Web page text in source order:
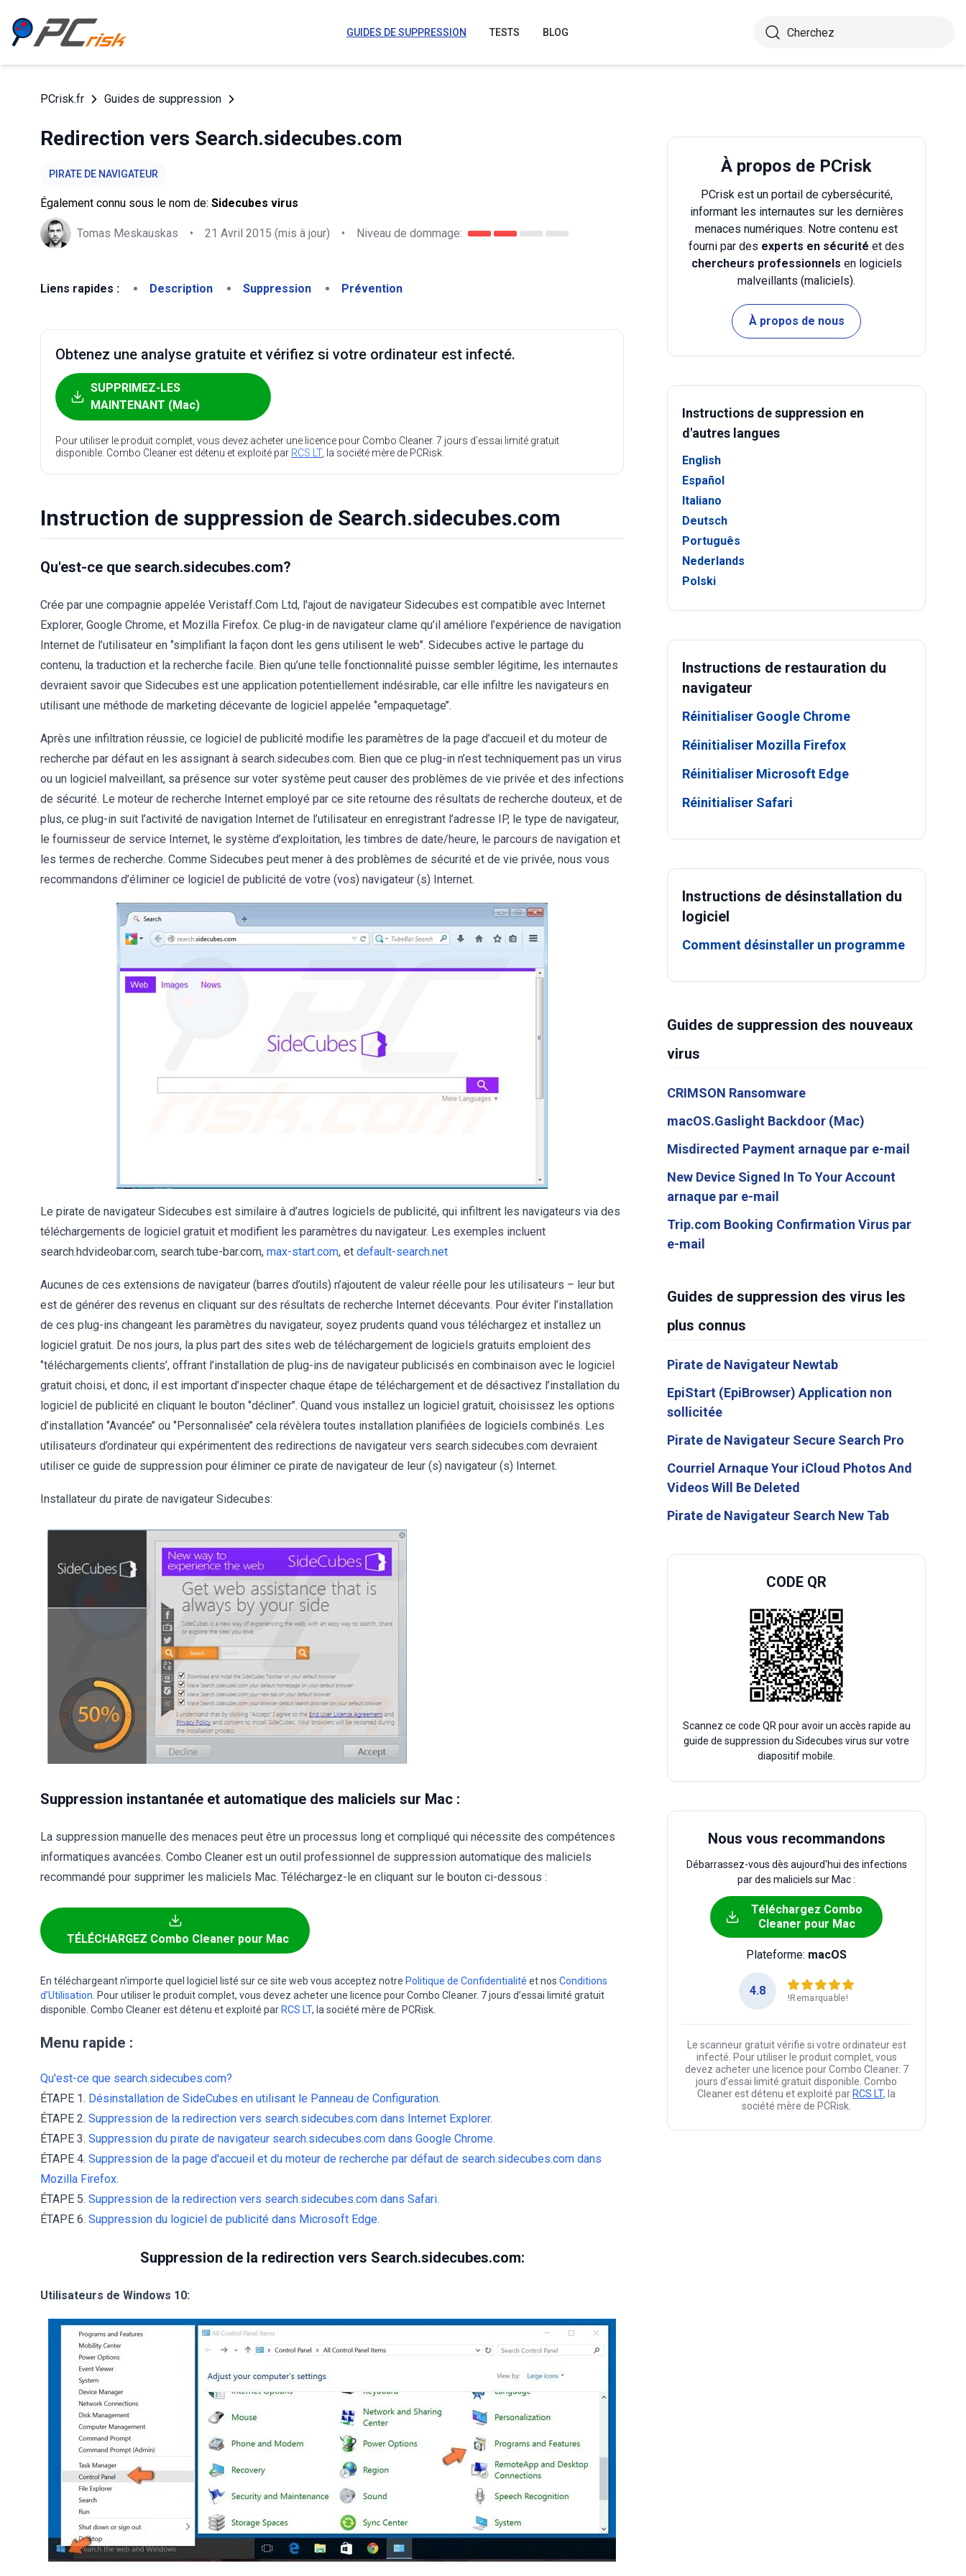
GUIDES DE SUPPRESSION TESTS BLOG
PCrisk.fr Guides de suppression
Redirection vers Search.sidecubes.com
PIRATE DE NAVIGATEUR
Également connu sous le nom de: Sidecubes virus
Tomas Meskauskas • 21 Avril 2015 (mis à jour) • Niveau de dommage:
Liens rapides : Description Suppression Prévention
Obtenez une analyse gratuite et vérifiez si votre ordinateur est infecté.
SUPPRIMEZ-LES
MAINTENANT (Mac)
Pour utiliser le produit complet, vous devez acheter une licence pour Combo Cleaner. 7 jours d’essai limité gratuit
disponible. Combo Cleaner est détenu et exploité par RCS LT, la société mère de PCRisk.
Instruction de suppression de Search.sidecubes.com
Qu'est-ce que search.sidecubes.com?
Crée par une compagnie appelée Veristaff.Com Ltd, l'ajout de navigateur Sidecubes est compatible avec Internet
Explorer, Google Chrome, et Mozilla Firefox. Ce plug-in de navigateur clame qu’il améliore l’expérience de navigation
Internet de l’utilisateur en ‘’simplifiant la façon dont les gens utilisent le web’’. Sidecubes active le partage du
contenu, la traduction et la recherche facile. Bien qu’une telle fonctionnalité puisse sembler légitime, les internautes
devraient savoir que Sidecubes est une application potentiellement indésirable, car elle infiltre les navigateurs en
utilisant une méthode de marketing décevante de logiciel appelée ‘’empaquetage’’.
Après une infiltration réussie, ce logiciel de publicité modifie les paramètres de la page d’accueil et du moteur de
recherche par défaut en les assignant à search.sidecubes.com. Bien que ce plug-in n’est techniquement pas un virus
ou un logiciel malveillant, sa présence sur voter système peut causer des problèmes de vie privée et des infections
de sécurité. Le moteur de recherche Internet employé par ce site retourne des résultats de recherche douteux, et de
plus, ce plug-in suit l’activité de navigation Internet de l’utilisateur en enregistrant l’adresse IP, le type de navigateur,
le fournisseur de service Internet, le système d’exploitation, les timbres de date/heure, le parcours de navigation et
les termes de recherche. Comme Sidecubes peut mener à des problèmes de sécurité et de vie privée, nous vous
recommandons d’éliminer ce logiciel de publicité de votre (vos) navigateur (s) Internet.
Le pirate de navigateur Sidecubes est similaire à d’autres logiciels de publicité, qui infiltrent les navigateurs via des
téléchargements de logiciel gratuit et modifient les paramètres du navigateur. Les exemples incluent
search.hdvideobar.com, search.tube-bar.com, max-start.com, et default-search.net
Aucunes de ces extensions de navigateur (barres d’outils) n’ajoutent de valeur réelle pour les utilisateurs – leur but
est de générer des revenus en cliquant sur des résultats de recherche Internet décevants. Pour éviter l’installation
de ces plug-ins changeant les paramètres du navigateur, soyez prudents quand vous téléchargez et installez un
logiciel gratuit. De nos jours, la plus part des sites web de téléchargement de logiciels gratuits emploient des
‘’téléchargements clients’, offrant l’installation de plug-ins de navigateur publicisés en combinaison avec le logiciel
gratuit choisi, et donc, il est important d’inspecter chaque étape de téléchargement et de désactivez l’installation du
logiciel de publicité en cliquant le bouton ‘’décliner’’. Quand vous installez un logiciel gratuit, choisissez les options
d’installation ‘’Avancée’’ ou ‘’Personnalisée’’ cela révèlera toutes installation planifiées de logiciels combinés. Les
utilisateurs d’ordinateur qui expérimentent des redirections de navigateur vers search.sidecubes.com devraient
utiliser ce guide de suppression pour éliminer ce pirate de navigateur de leur (s) navigateur (s) Internet.
Installateur du pirate de navigateur Sidecubes:
Suppression instantanée et automatique des maliciels sur Mac :
La suppression manuelle des menaces peut être un processus long et compliqué qui nécessite des compétences
informatiques avancées. Combo Cleaner est un outil professionnel de suppression automatique des maliciels
recommandé pour supprimer les maliciels Mac. Téléchargez-le en cliquant sur le bouton ci-dessous :
TÉLÉCHARGEZ Combo Cleaner pour Mac
En téléchargeant n'importe quel logiciel listé sur ce site web vous acceptez notre Politique de Confidentialité et nos Conditions
d’Utilisation . Pour utiliser le produit complet, vous devez acheter une licence pour Combo Cleaner. 7 jours d’essai limité gratuit
disponible. Combo Cleaner est détenu et exploité par RCS LT, la société mère de PCRisk.
Menu rapide :
Qu'est-ce que search.sidecubes.com?
ÉTAPE 1. Désinstallation de SideCubes en utilisant le Panneau de Configuration.
ÉTAPE 2. Suppression de la redirection vers search.sidecubes.com dans Internet Explorer.
ÉTAPE 3. Suppression du pirate de navigateur search.sidecubes.com dans Google Chrome.
ÉTAPE 4. Suppression de la page d'accueil et du moteur de recherche par défaut de search.sidecubes.com dans
Mozilla Firefox.
ÉTAPE 5. Suppression de la redirection vers search.sidecubes.com dans Safari.
ÉTAPE 6. Suppression du logiciel de publicité dans Microsoft Edge.
Suppression de la redirection vers Search.sidecubes.com:
Utilisateurs de Windows 10:
À propos de PCrisk
PCrisk est un portail de cybersécurité,
informant les internautes sur les dernières
menaces numériques. Notre contenu est
fourni par des experts en sécurité et des
chercheurs professionnels en logiciels
malveillants (maliciels).
À propos de nous
Instructions de suppression en
d'autres langues
English
Español
Italiano
Deutsch
Português
Nederlands
Polski
Instructions de restauration du
navigateur
Réinitialiser Google Chrome
Réinitialiser Mozilla Firefox
Réinitialiser Microsoft Edge
Réinitialiser Safari
Instructions de désinstallation du
logiciel
Comment désinstaller un programme
Guides de suppression des nouveaux
virus
CRIMSON Ransomware
macOS.Gaslight Backdoor (Mac)
Misdirected Payment arnaque par e-mail
New Device Signed In To Your Account
arnaque par e-mail
Trip.com Booking Confirmation Virus par
e-mail
Guides de suppression des virus les
plus connus
Pirate de Navigateur Newtab
EpiStart (EpiBrowser) Application non
sollicitée
Pirate de Navigateur Secure Search Pro
Courriel Arnaque Your iCloud Photos And
Videos Will Be Deleted
Pirate de Navigateur Search New Tab
CODE QR
Scannez ce code QR pour avoir un accès rapide au
guide de suppression du Sidecubes virus sur votre
diapositif mobile.
Nous vous recommandons
Débarrassez-vous dès aujourd'hui des infections
par des maliciels sur Mac :
Téléchargez Combo
Cleaner pour Mac
Plateforme: macOS
4.8
!Remarquable!
Le scanneur gratuit vérifie si votre ordinateur est
infecté. Pour utiliser le produit complet, vous
devez acheter une licence pour Combo Cleaner. 7
jours d’essai limité gratuit disponible. Combo
Cleaner est détenu et exploité par RCS LT, la
société mère de PCRisk.